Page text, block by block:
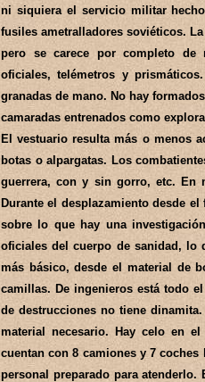
ni siquiera el servicio militar
fusiles ametralladores soviéticos.
pero se carece por completo de
oficiales, telémetros y
granadas de mano. No hay
camaradas entrenados como
El vestuario resulta más o menos
botas o alpargatas. Los
guerrera, con y sin gorro, etc. En
Durante el desplazamiento desde
sobre lo que hay una
oficiales del cuerpo de sanidad, lo
más básico, desde el material de
camillas. De ingenieros está todo
de destrucciones no tiene
material necesario. Hay celo en
cuentan con 8 camiones y 7
personal preparado para